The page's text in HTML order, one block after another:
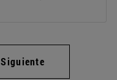
Siguiente